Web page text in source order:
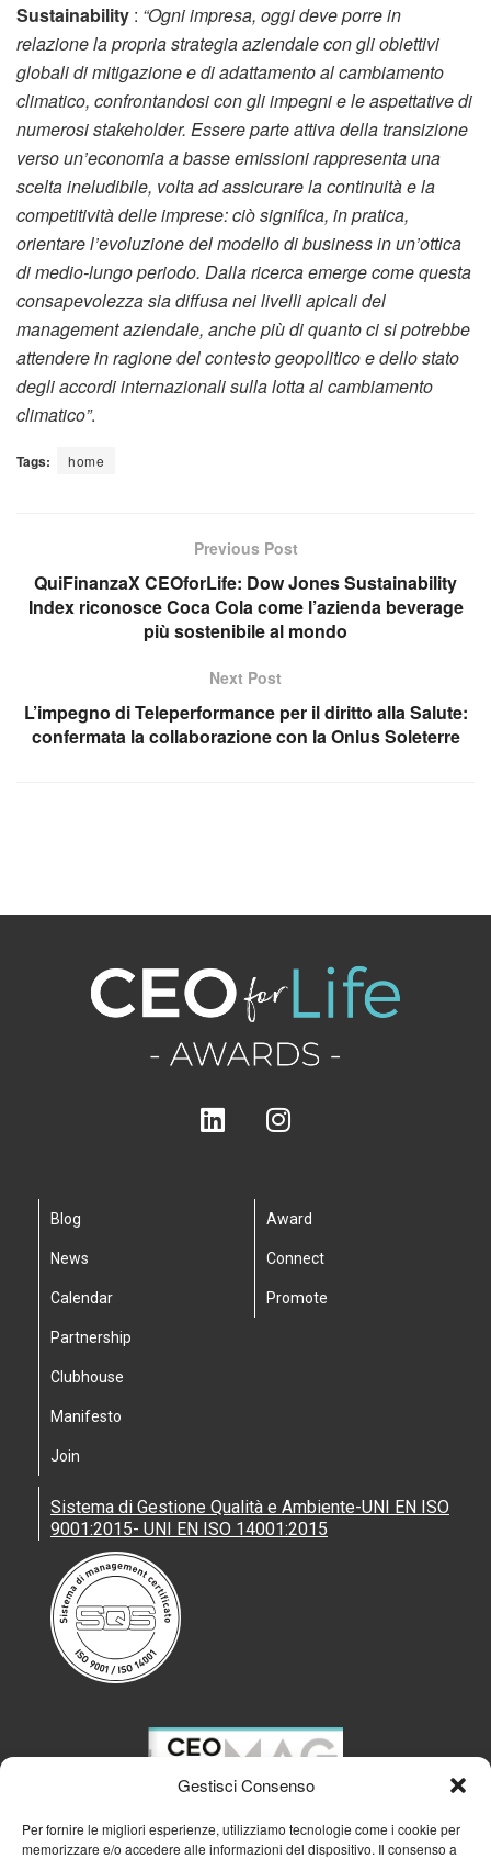
Gestisci Consenso
Per fornire le migliori esperienze, utilizziamo tecnologie come i cookie per
memorizzare e/o accedere alle informazioni del dispositivo. Il consenso a
Sustainability : “Ogni impresa, oggi deve porre in
relazione la propria strategia aziendale con gli obiettivi
globali di mitigazione e di adattamento al cambiamento
climatico, confrontandosi con gli impegni e le aspettative di
numerosi stakeholder. Essere parte attiva della transizione
verso un’economia a basse emissioni rappresenta una
scelta ineludibile, volta ad assicurare la continuità e la
competitività delle imprese: ciò significa, in pratica,
orientare l’evoluzione del modello di business in un’ottica
di medio-lungo periodo. Dalla ricerca emerge come questa
consapevolezza sia diffusa nei livelli apicali del
management aziendale, anche più di quanto ci si potrebbe
attendere in ragione del contesto geopolitico e dello stato
degli accordi internazionali sulla lotta al cambiamento
climatico”.
Tags: home
Previous Post
QuiFinanzaX CEOforLife: Dow Jones Sustainability
Index riconosce Coca Cola come l’azienda beverage
più sostenibile al mondo
Next Post
L’impegno di Teleperformance per il diritto alla Salute:
confermata la collaborazione con la Onlus Soleterre
Blog
News
Calendar
Partnership
Clubhouse
Manifesto
Join
Award
Connect
Promote
Sistema di Gestione Qualità e Ambiente-UNI EN ISO
9001:2015- UNI EN ISO 14001:2015